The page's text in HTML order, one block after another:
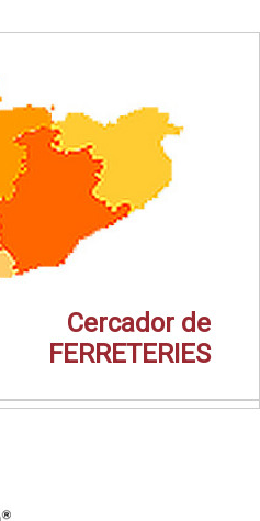
Cercador de
FERRETERIES